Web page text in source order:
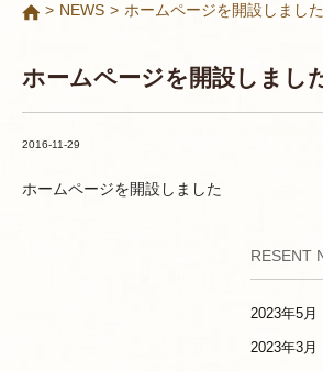
> NEWS > ホームページを開設しました
ホームページを開設しまし
2016-11-29
ホームページを開設しました
RESENT
2023年5月
2023年3月